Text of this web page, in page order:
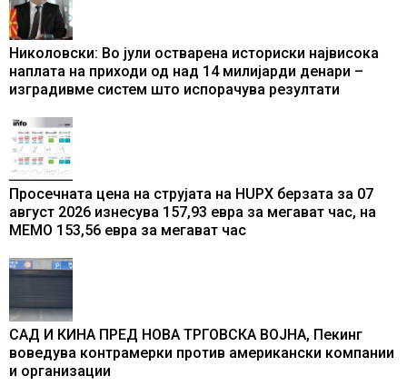
Николовски: Во јули остварена историски највисока
наплата на приходи од над 14 милијарди денари –
изградивме систем што испорачува резултати
Просечната цена на струјата на HUPX берзата за 07
август 2026 изнесува 157,93 евра за мегават час, на
МЕМО 153,56 евра за мегават час
САД И КИНА ПРЕД НОВА ТРГОВСКА ВОЈНА, Пекинг
воведува контрамерки против американски компании
и организации